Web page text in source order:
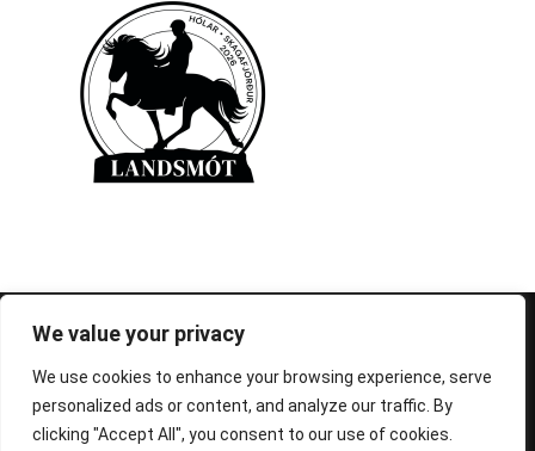
We value your privacy
We use cookies to enhance your browsing experience, serve
personalized ads or content, and analyze our traffic. By
clicking "Accept All", you consent to our use of cookies.
© 1995-2026 FEIF - International Federation of